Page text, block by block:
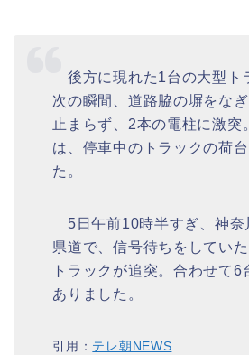
後方に現れた1台の大型ト
次の瞬間、道路脇の塀をな
止まらず、2本の電柱に激突
は、停車中のトラックの荷
た。
5日午前10時半すぎ、神奈
県道で、信号待ちをしてい
トラックが追突。合わせて6
ありました。
引用： テレ朝NEWS